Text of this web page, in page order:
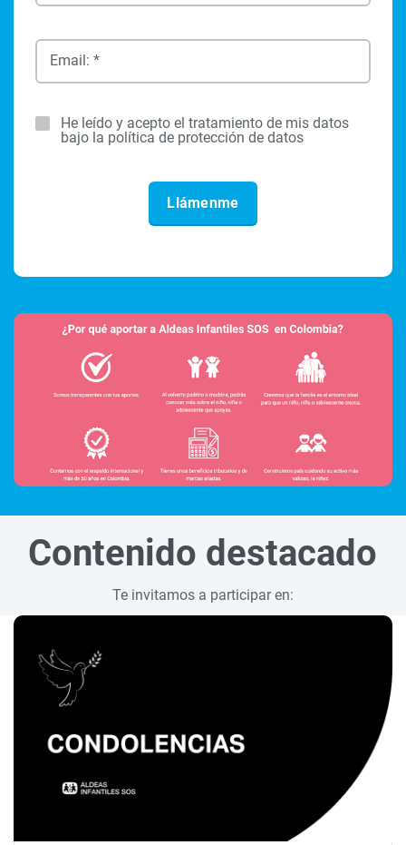
Email: *
He leído y acepto el tratamiento de mis datos
bajo la política de protección de datos
Contenido destacado
Te invitamos a participar en: